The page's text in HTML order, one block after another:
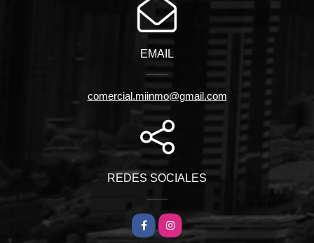
EMAIL
comercial.miinmo@gmail.com
REDES SOCIALES
FacebookInstagram